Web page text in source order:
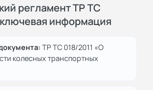
регламент ТР ТС
информация
ТР ТС 018/2011 «О
колесных транспортных